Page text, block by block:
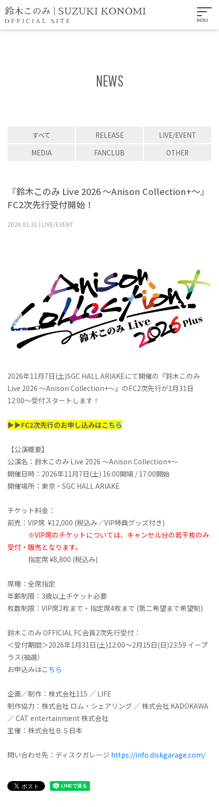
MENU
NEWS
すべて RELEASE
LIVE/EVENT
MEDIA
FANCLUB OTHER
『鈴木このみ Live 2026 ～Anison Collection+～』
FC2次先行受付開始！
2026.01 .31 | LIVE/EVENT
2026年11月7日(土)SGC HALL ARIAKEにて開催の『鈴木このみ
Live 2026 ～Anison Collection+～』のFC2次先行が1月31日
12:00～受付スタートします！
▶▶FC2次先行のお申し込みはこちら
【公演概要】
公演名：鈴木このみ Live 2026 ～Anison Collection+～
開催日時：2026年11月7日(土) 16:00開場 / 17:00開始
開催場所：東京・SGC HALL ARIAKE
チケット料金：
前売：VIP席 ¥12,000 (税込み／VIP特典グッズ付き)
※VIP席のチケットについては、キャンセル分の若干枚のみ
受付・販売となります。
指定席 ¥8,800 (税込み)
席種：全席指定
年齢制限：3歳以上チケット必要
枚数制限：VIP席2枚まで・指定席4枚まで (第二希望まで希望制)
鈴木このみ OFFICIAL FC会員2次先行受付：
＜受付期間＞2026年1月31日(土)12:00～2月15日(日)23:59 イープ
ラス(抽選）
お申込みはこちら
企画／制作：株式会社115 ／ LIFE
制作協力：株式会社 ロム・シェアリング ／ 株式会社 KADOKAWA
／ CAT entertainment 株式会社
主催：株式会社ＢＳ日本
問い合わせ先：ディスクガレージ https://info.diskgarage.com/